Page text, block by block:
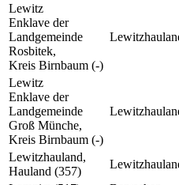
Lewitz
Enklave der
Landgemeinde
Rosbitek,
Kreis Birnbaum (-)
Lewitz
Enklave der
Landgemeinde
Groß Münche,
Kreis Birnbaum (-)
Lewitzhauland,
Hauland (357)